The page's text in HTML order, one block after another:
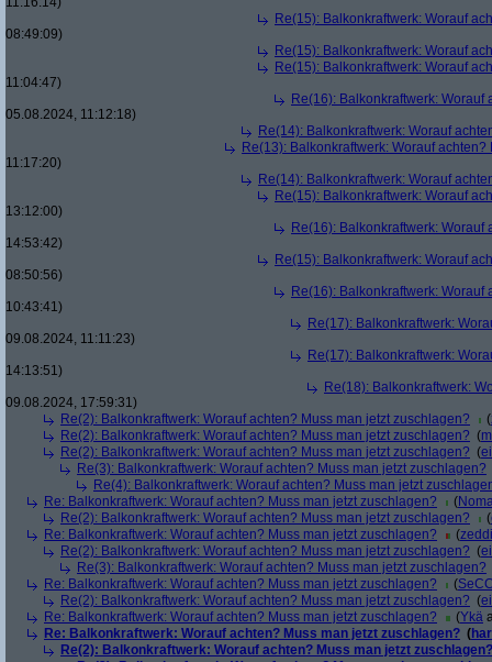
Re(15): Balkonkraftwerk: Worauf
08:49:09)
Re(15): Balkonkraftwerk: Worauf
Re(15): Balkonkraftwerk: Worauf
11:04:47)
Re(16): Balkonkraftwerk:
05.08.2024, 11:12:18)
Re(14): Balkonkraftwerk: Worauf
Re(13): Balkonkraftwerk: Worauf
11:17:20)
Re(14): Balkonkraftwerk: Worauf
Re(15): Balkonkraftwerk: Worauf
13:12:00)
Re(16): Balkonkraftwerk:
14:53:42)
Re(15): Balkonkraftwerk: Worauf
08:50:56)
Re(16): Balkonkraftwerk:
10:43:41)
Re(17): Balkonkraftwerk:
09.08.2024, 11:11:23)
Re(17): Balkonkraftwerk:
14:13:51)
Re(18): Balkonkraftwerk:
09.08.2024, 17:59:31)
Re(2): Balkonkraftwerk: Worauf achten? Muss man jetzt zuschlagen?
(
Re(2): Balkonkraftwerk: Worauf achten? Muss man jetzt zuschlagen? (
Re(2): Balkonkraftwerk: Worauf achten? Muss man jetzt zuschlagen? (
Re(3): Balkonkraftwerk: Worauf achten? Muss man jetzt zuschlagen?
Re(4): Balkonkraftwerk: Worauf achten? Muss man jetzt
Re: Balkonkraftwerk: Worauf achten? Muss man jetzt zuschlagen?
(
Re(2): Balkonkraftwerk: Worauf achten? Muss man jetzt zuschlagen?
(
Re: Balkonkraftwerk: Worauf achten? Muss man jetzt zuschlagen?
(
Re(2): Balkonkraftwerk: Worauf achten? Muss man jetzt zuschlagen? (
Re(3): Balkonkraftwerk: Worauf achten? Muss man jetzt zuschlagen?
Re: Balkonkraftwerk: Worauf achten? Muss man jetzt zuschlagen?
(
Re(2): Balkonkraftwerk: Worauf achten? Muss man jetzt zuschlagen? (
Re: Balkonkraftwerk: Worauf achten? Muss man jetzt zuschlagen?
(Ykä
Re: Balkonkraftwerk: Worauf achten? Muss man jetzt zuschlagen? (
Re(2): Balkonkraftwerk: Worauf achten? Muss man jetzt zuschlagen?